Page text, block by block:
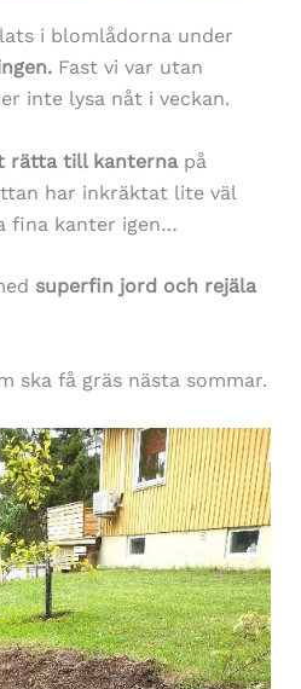
i blomlådorna under
Fast vi var utan
inte lysa nåt i veckan.
rätta till kanternapå
har inkräktat lite väl
fina kanter igen…
superfin jord och rejäla
ska få gräs nästa sommar.